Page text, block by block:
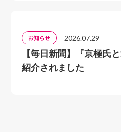
お知らせ 2026.07.29
【毎日新聞】『京極氏
紹介されました